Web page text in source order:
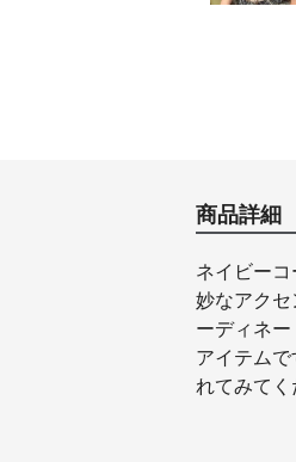
商品詳細
ネイビー
妙なアク
ーディネ
アイテム
れてみてく